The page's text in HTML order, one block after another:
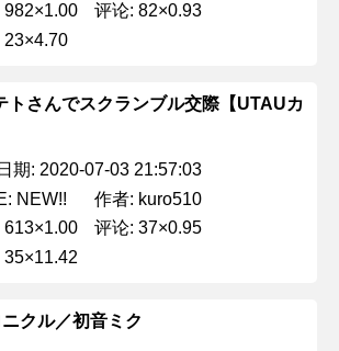
982×1.00
评论: 82×0.93
23×4.70
トさんでスクランブル交際【UTAUカ
期: 2020-07-03 21:57:03
NEW!!
作者: kuro510
613×1.00
评论: 37×0.95
35×11.42
クル／初音ミク